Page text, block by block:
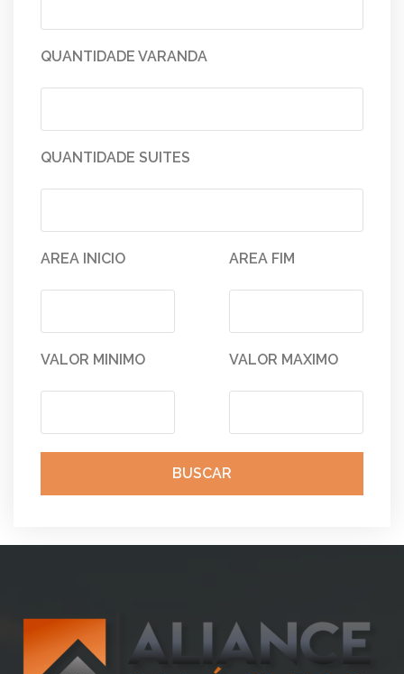
QUANTIDADE VARANDA
QUANTIDADE SUITES
AREA INICIO AREA FIM
VALOR MINIMO VALOR MAXIMO
BUSCAR